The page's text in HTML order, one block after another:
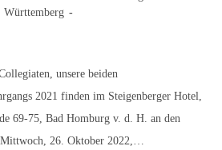
Württemberg
unsere beiden
2021 finden im Steigenberger Hotel,
69-75, Bad Homburg v. d. H. an den
26. Oktober 2022,…